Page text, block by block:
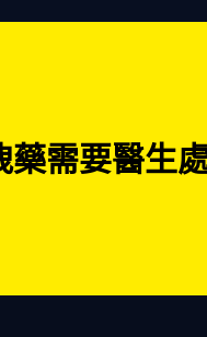
藥需要醫生